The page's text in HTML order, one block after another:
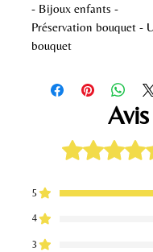
- Bijoux enfants -
Préservation bouquet -
bouquet
Avis
Noté 5 sur 5.
5
4
3